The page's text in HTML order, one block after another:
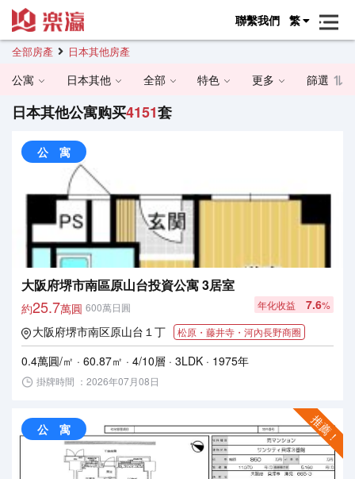
聯繫我們 繁
全部房產 日本其他房產
公寓 日本其他 全部 特色 更多 篩選
日本其他公寓购买4151套
公 寓
大阪府堺市南區原山台投資公寓 3居室
約25.7萬圓 600萬日圓 年化收益 7.6%
大阪府堺市南区原山台１丁 松原・藤井寺・河內長野商圈
0.4萬圓/㎡ · 60.87㎡ · 4/10層 · 3LDK · 1975年
掛牌時間 ：2026年07月08日
公 寓 推薦！